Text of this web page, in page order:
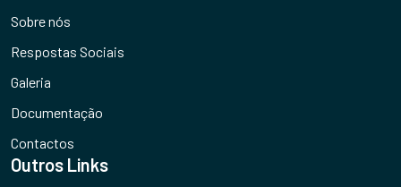
Sobre nós
Respostas Sociais
Galeria
Documentação
Contactos
Outros Links